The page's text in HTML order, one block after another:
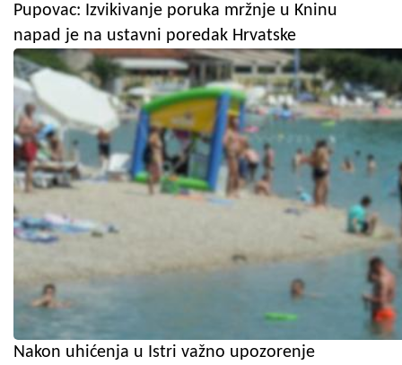
Pupovac: Izvikivanje poruka mržnje u Kninu
napad je na ustavni poredak Hrvatske
Nakon uhićenja u Istri važno upozorenje